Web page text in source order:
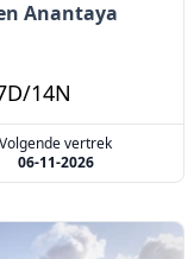
Anantaya
14N
Volgende vertrek
06-11-2026